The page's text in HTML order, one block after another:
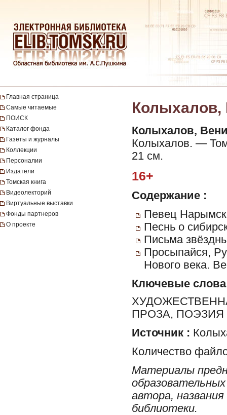
Главная страница
Самые читаемые
ПОИСК
Каталог фонда
Газеты и журналы
Коллекции
Персоналии
Издатели
Томская книга
Видеолекторий
Виртуальные выставки
Фонды партнеров
О проекте
Колыхалов,
Колыхалов,
Колыхалов. —
21 см.
16+
Содержание :
Певец
Песнь о
Письма
Просыпайся,
Нового века.
Ключевые слова
ПРОЗА, ПОЭЗИЯ
Источник :
Количество
Материалы
автора,
библиотеки.